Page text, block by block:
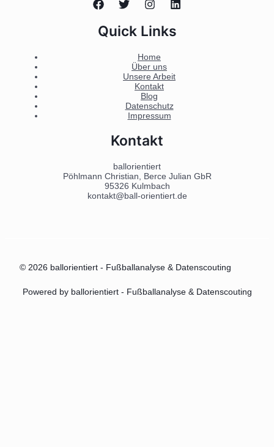
Quick Links
Home
Über uns
Unsere Arbeit
Kontakt
Blog
Datenschutz
Impressum
Kontakt
ballorientiert
Pöhlmann Christian, Berce Julian GbR
95326 Kulmbach
kontakt@ball-orientiert.de
© 2026 ballorientiert - Fußballanalyse & Datenscouting
Powered by ballorientiert - Fußballanalyse & Datenscouting